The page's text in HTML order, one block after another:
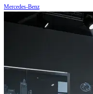
Mercedes-Benz